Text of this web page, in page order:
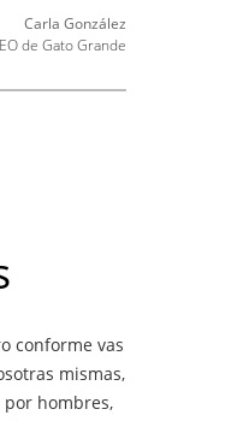
Carla González
de Gato Grande
conforme vas
mismas,
hombres,